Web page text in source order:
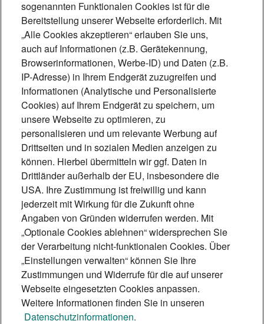
Foto: Mónica Garduño
„Technik, die
Lebensqualität schafft“
Induktive Höranlagen ermöglichen
Menschen mit Hörhilfe eine barrierefreie
Teilhabe. Beschallungsexperte Matthias
Scheffe erklärt, wie die Technik
sogenannten Funktionalen Cookies ist für die
Bereitstellung unserer Webseite erforderlich. Mit
„Alle Cookies akzeptieren“ erlauben Sie uns,
auch auf Informationen (z.B. Gerätekennung,
Browserinformationen, Werbe-ID) und Daten (z.B.
IP-Adresse) in Ihrem Endgerät zuzugreifen und
Informationen (Analytische und Personalisierte
Cookies) auf Ihrem Endgerät zu speichern, um
unsere Webseite zu optimieren, zu
personalisieren und um relevante Werbung auf
Drittseiten und in sozialen Medien anzeigen zu
können. Hierbei übermitteln wir ggf. Daten in
Drittländer außerhalb der EU, insbesondere die
USA. Ihre Zustimmung ist freiwillig und kann
jederzeit mit Wirkung für die Zukunft ohne
Angaben von Gründen widerrufen werden. Mit
„Optionale Cookies ablehnen“ widersprechen Sie
der Verarbeitung nicht-funktionalen Cookies. Über
„Einstellungen verwalten“ können Sie Ihre
Zustimmungen und Widerrufe für die auf unserer
Webseite eingesetzten Cookies anpassen.
Weitere Informationen finden Sie in unseren
Datenschutzinformationen.